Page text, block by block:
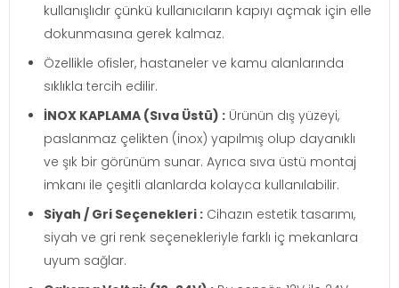
kullanışlıdır çünkü kullanıcıların kapıyı açmak için elle
dokunmasına gerek kalmaz.
Özellikle ofisler, hastaneler ve kamu alanlarında
sıklıkla tercih edilir.
İNOX KAPLAMA (Sıva Üstü) : Ürünün dış yüzeyi,
paslanmaz çelikten (inox) yapılmış olup dayanıklı
ve şık bir görünüm sunar. Ayrıca sıva üstü montaj
imkanı ile çeşitli alanlarda kolayca kullanılabilir.
Siyah / Gri Seçenekleri : Cihazın estetik tasarımı,
siyah ve gri renk seçenekleriyle farklı iç mekanlara
uyum sağlar.